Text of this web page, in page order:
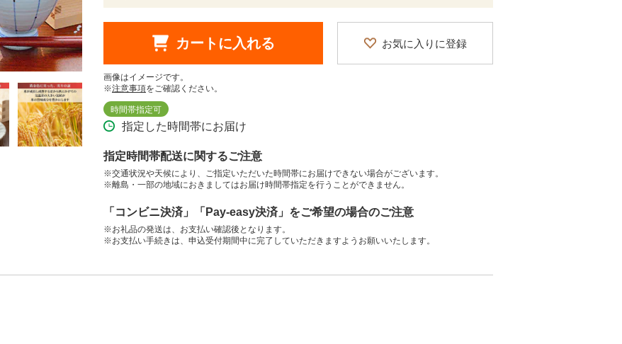
カートに入れる お気に入りに登録
画像はイメージです。
※注意事項をご確認ください。
時間帯指定可
指定した時間帯にお届け
指定時間帯配送に関するご注意
※交通状況や天候により、ご指定いただいた時間帯にお届けできない場合がございます。
※離島・一部の地域におきましてはお届け時間帯指定を行うことができません。
「コンビニ決済」「Pay-easy決済」をご希望の場合のご注意
※お礼品の発送は、お支払い確認後となります。
※お支払い手続きは、申込受付期間中に完了していただきますようお願いいたします。